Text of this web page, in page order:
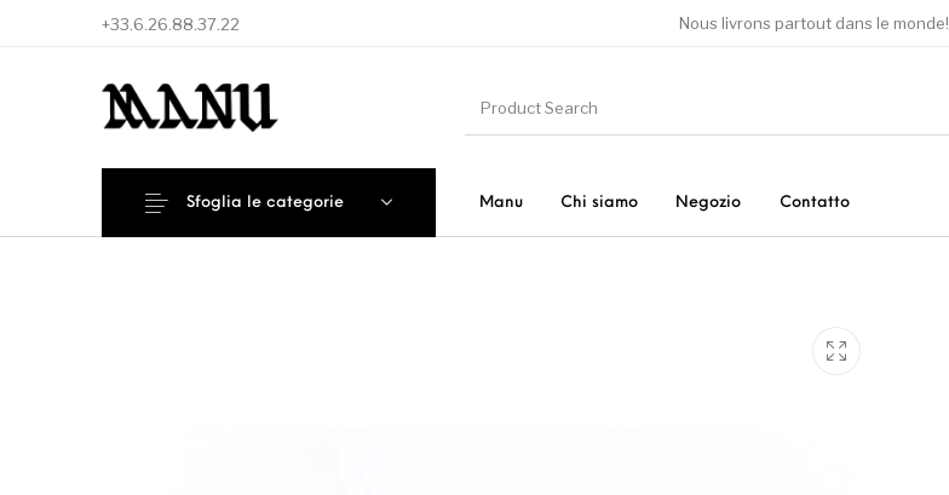
+33.6.26.88.37.22 Nous livrons partout dans le monde!
Manu Chi siamo Negozio Contatto
Sfoglia le categorie